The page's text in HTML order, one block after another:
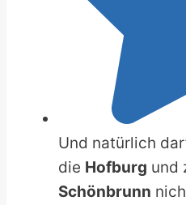
Und natürlich
die Hofburg und
Schönbrunn